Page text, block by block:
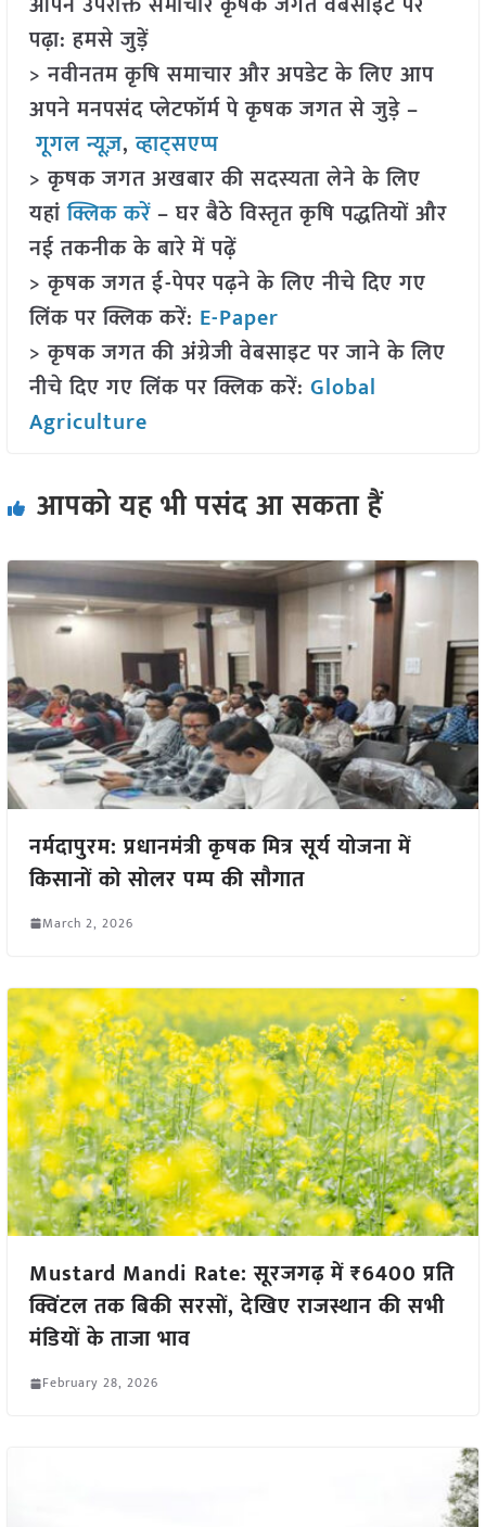
पढ़ा: हमसे जुड़ें
> नवीनतम कृषि समाचार और अपडेट के लिए आप
अपने मनपसंद प्लेटफॉर्म पे कृषक जगत से जुड़े –
गूगल न्यूज़,व्हाट्सएप्प
> कृषक जगत अखबार की सदस्यता लेने के लिए
यहांक्लिक करें– घर बैठे विस्तृत कृषि पद्धतियों और
नई तकनीक के बारे में पढ़ें
> कृषक जगत ई-पेपर पढ़ने के लिए नीचे दिए गए
लिंक पर क्लिक करें: E-Paper
> कृषक जगत की अंग्रेजी वेबसाइट पर जाने के लिए
नीचे दिए गए लिंक पर क्लिक करें: Global
Agriculture
आपको यह भी पसंद आ सकता हैं
नर्मदापुरम: प्रधानमंत्री कृषक मित्र सूर्य योजना में
किसानों को सोलर पम्प की सौगात
March 2, 2026
Mustard Mandi Rate: सूरजगढ़ में ₹6400 प्रति
क्विंटल तक बिकी सरसों, देखिए राजस्थान की सभी
मंडियों के ताजा भाव
February 28, 2026